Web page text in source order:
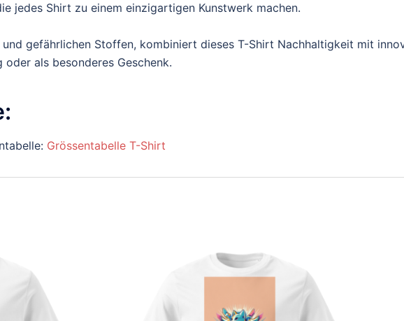
jedes Shirt zu einem einzigartigen Kunstwerk machen.
gefährlichen Stoffen, kombiniert dieses T-Shirt Nachhaltigkeit mit
als besonderes Geschenk.
Grössentabelle T-Shirt